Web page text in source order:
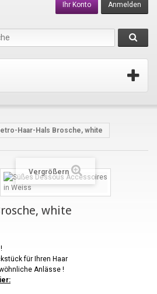
Anmelden
Ihr Konto
Haar-Hals Brosche, white
Vergrößern
white
für Ihren Haar
Anlässe !